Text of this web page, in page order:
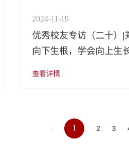
2024-11-19
优秀校友专访（二十）|
向下生根，学会向上生
查看详情
< 1 2 3